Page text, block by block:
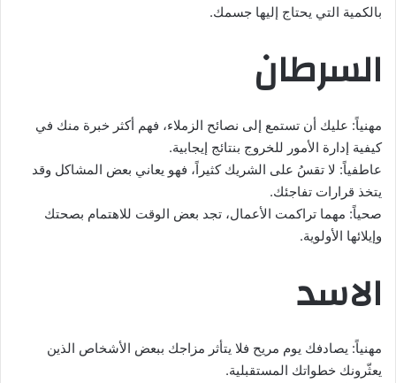
بالكمية التي يحتاج إليها جسمك.
السرطان
مهنياً: عليك أن تستمع إلى نصائح الزملاء، فهم أكثر خبرة منك في
كيفية إدارة الأمور للخروج بنتائج إيجابية.
عاطفياً: لا تقسُ على الشريك كثيراً، فهو يعاني بعض المشاكل وقد
يتخذ قرارات تفاجئك.
صحياً: مهما تراكمت الأعمال، تجد بعض الوقت للاهتمام بصحتك
وإيلائها الأولوية.
الاسد
مهنياً: يصادفك يوم مريح فلا يتأثر مزاجك ببعض الأشخاص الذين
يعثّرونك خطواتك المستقبلية.